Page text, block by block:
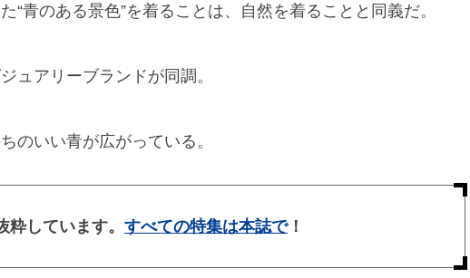
“青のある景色”を着ることは、自然を着ることと同義だ。
ュアリーブランドが同調。
のいい青が広がっている。
しています。 すべての特集は本誌で！